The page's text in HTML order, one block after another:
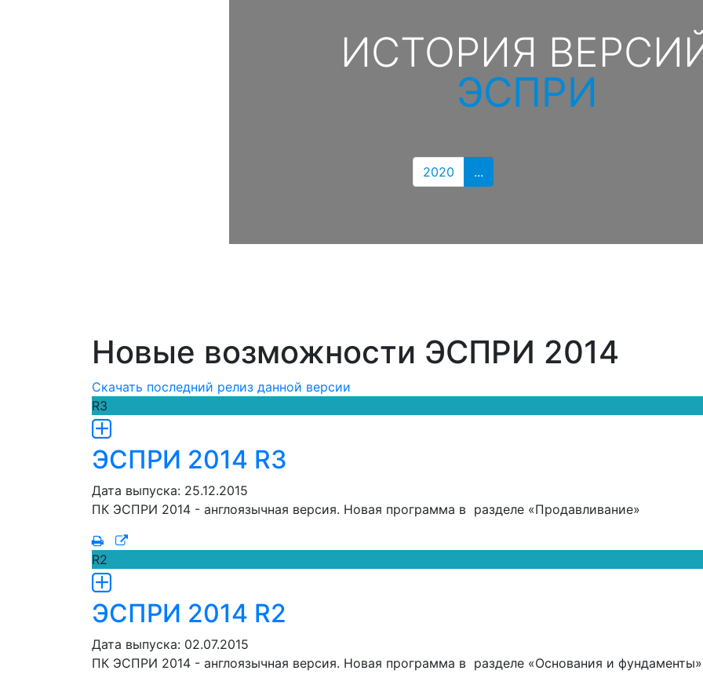
ИСТОРИЯ
ЭСПРИ
2020 ...
Новые возможности ЭСПРИ 2014
Скачать последний релиз данной версии
R3
ЭСПРИ 2014 R3
Дата выпуска: 25.12.2015
ПК ЭСПРИ 2014 - англоязычная версия. Новая программа в разделе «Продавливание»
R2
ЭСПРИ 2014 R2
Дата выпуска: 02.07.2015
ПК ЭСПРИ 2014 - англоязычная версия. Новая программа в разделе «Основания и